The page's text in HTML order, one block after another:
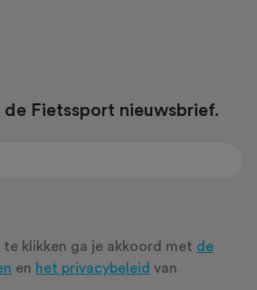
Fietssport nieuwsbrief.
te klikken ga je akkoord met de
en het privacybeleid van